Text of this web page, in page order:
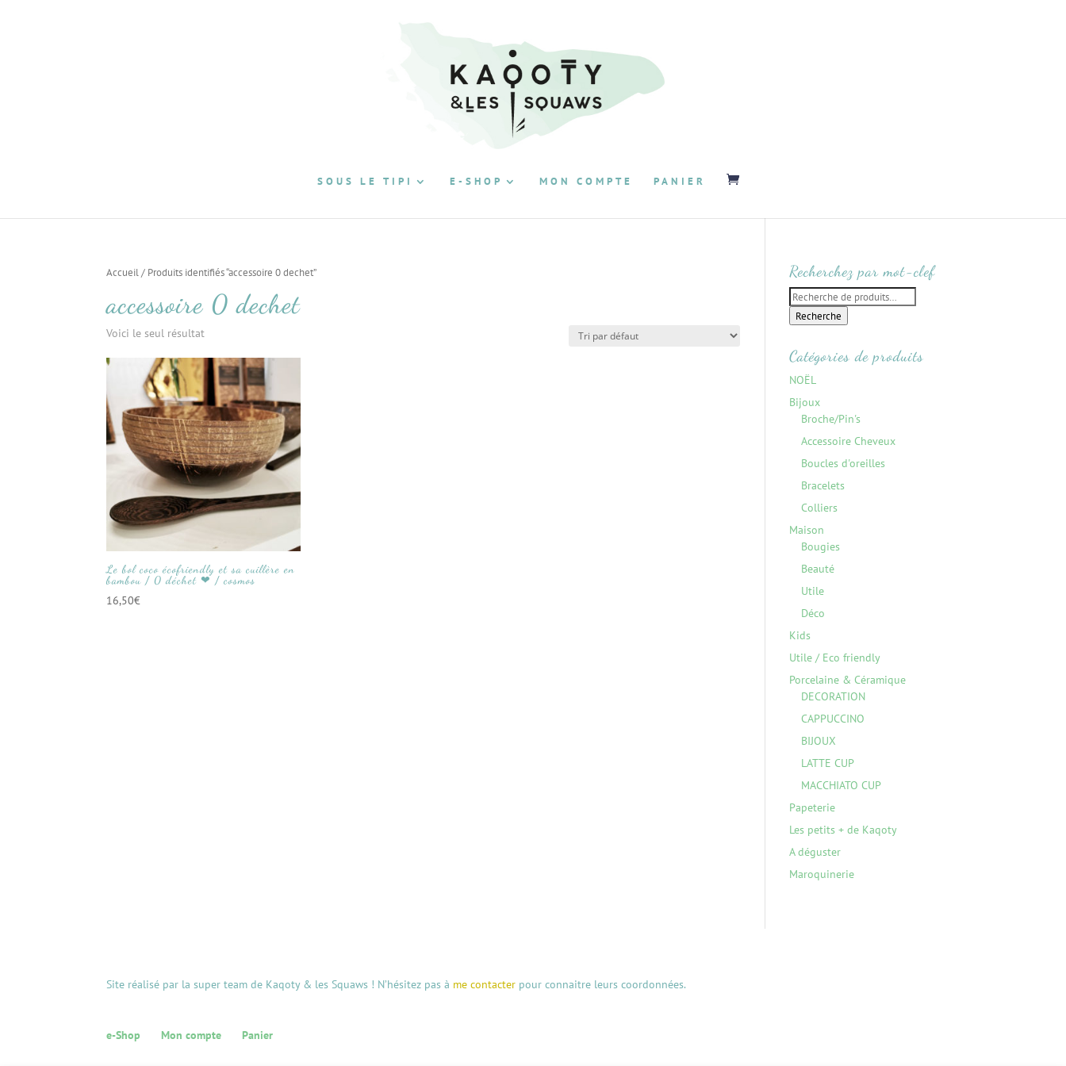
SOUS LE TIPI E-SHOP MON COMPTE PANIER
Accueil/ Produits identifiés “accessoire 0 dechet”
accessoire 0 dechet
Voici le seul résultat
Le bol coco écofriendly et sa cuillère en
bambou / 0 déchet ❤ / cosmos
16,50€
Recherchez par mot-clef
Recherche
pour :
Recherche
Catégories de produits
NOËL
Bijoux
Broche/Pin's
Accessoire Cheveux
Boucles d'oreilles
Bracelets
Colliers
Maison
Bougies
Beauté
Utile
Déco
Kids
Utile / Eco friendly
Porcelaine & Céramique
DECORATION
CAPPUCCINO
BIJOUX
LATTE CUP
MACCHIATO CUP
Papeterie
Les petits + de Kaqoty
A déguster
Maroquinerie
Site réalisé par la super team de Kaqoty & les Squaws ! N’hésitez pas à me contacter pour connaitre leurs coordonnées.
e-Shop Mon compte Panier